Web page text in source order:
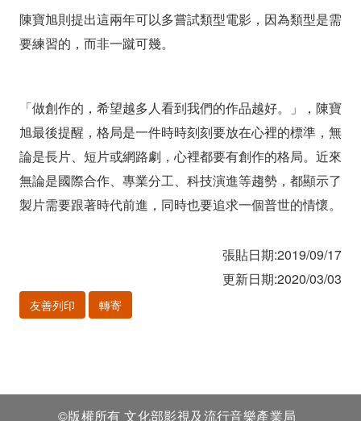
陳寶旭則提出這兩年可以多嘗試類型電影，因為類型是需
要練習的，而非一蹴可幾。
「做創作的，希望越多人看到我們的作品越好。」，陳寶
旭最後提醒，格局是一件時時刻刻要放在心裡的標準，無
論是長片、短片或網路劇，心裡都要有創作的格局。近來
無論是國際合作、專業分工、科技演進等趨勢，都顯示了
製片需要跟著時代前進，同時也要追求一個普世的情懷。
張貼日期:2019/09/17
更新日期:2020/03/03
友善列印 轉寄
©版權所有 文化部影視及流行音樂產業局